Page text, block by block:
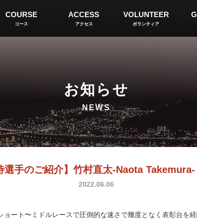
COURSE
コース
ACCESS
アクセス
VOLUNTEER
ボランティア
お知らせ
NEWS
選手のご紹介】竹村直太-Naota
2022.06.06
ート〜ミドルレースで圧倒的な速さで幾度となく表彰台を経